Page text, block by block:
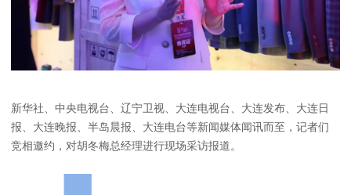
新华社、中央电视台、辽宁卫视、大连电视台、大连发布、大连日
报、大连晚报、半岛晨报、大连电台等新闻媒体闻讯而至，记者们
竞相邀约，对胡冬梅总经理进行现场采访报道。